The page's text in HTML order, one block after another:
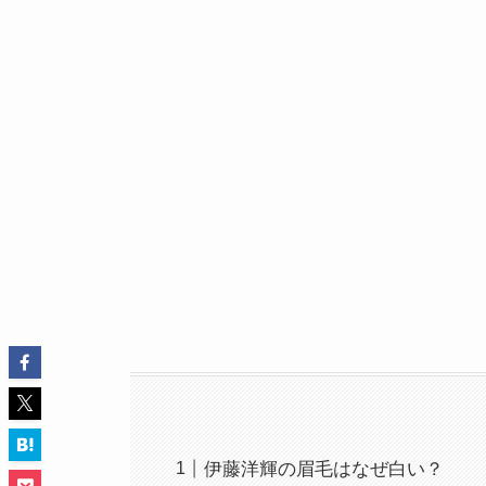
伊藤洋輝の眉毛はなぜ白い？